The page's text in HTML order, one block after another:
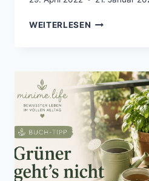
WEITERLESEN HOCHBEET
SO
EINFACH,
SCHNELL
UND
GÜNSTIG
GEHT
´S!